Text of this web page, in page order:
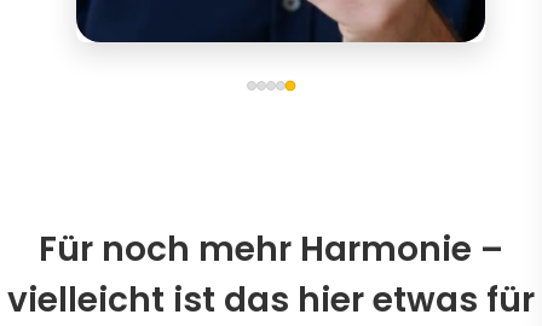
Für noch mehr Harmonie –
vielleicht ist das hier etwas für